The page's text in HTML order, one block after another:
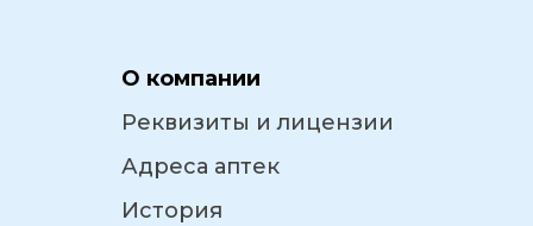
О компании
Реквизиты и лицензии
Адреса аптек
История